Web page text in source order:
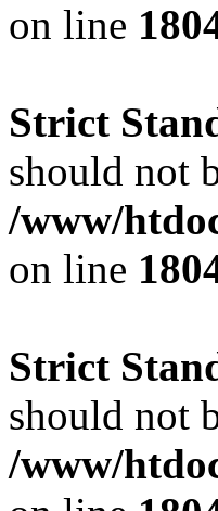
on line
Strict
should not
/www/
on line
Strict
should not
/www/